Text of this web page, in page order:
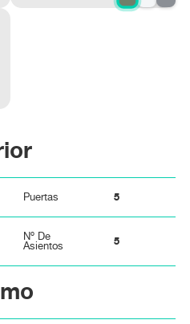
Puertas 5
Nº De
Asientos
5